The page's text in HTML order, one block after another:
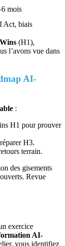
mois
Act, biais
(H1),
l’avons vue dans
AI-
:
H1 pour prouver
H3.
terrain.
des gisements
Revue
exercice
AI-
vous identifiez